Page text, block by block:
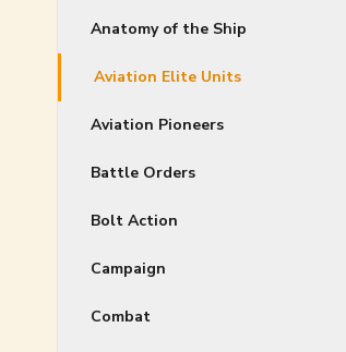
Anatomy of the Ship
Aviation Elite Units
Aviation Pioneers
Battle Orders
Bolt Action
Campaign
Combat